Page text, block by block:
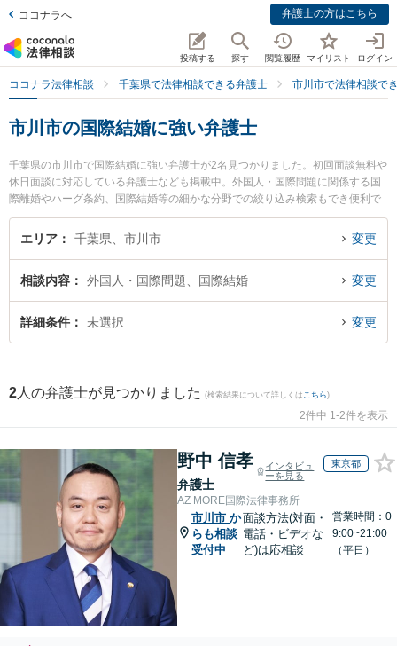
ココナラへ 弁護士の方はこちら
投稿する 探す 閲覧履歴 マイリスト ログイン
ココナラ法律相談 千葉県で法律相談できる弁護士 市川市で法律相談で
市川市の国際結婚に強い弁護士
千葉県の市川市で国際結婚に強い弁護士が2名見つかりました。初回面談無料や
休日面談に対応している弁護士なども掲載中。外国人・国際問題に関係する国
際離婚やハーグ条約、国際結婚等の細かな分野での絞り込み検索もでき便利で
す。特にアトラス綜合法律事務所の本宮 秀樹弁護士や市川妙典法律事務所の牧
成明弁護士のプロフィール情報や弁護士費用、強みなどが注目されています。
『初回相談無料で国際結婚を法律相談できる市川市内の弁護士に相談予約した
い』などでお困りの相談者さんにおすすめです。
エリア 千葉県、市川市 変更
相談内容 外国人・国際問題、国際結婚 変更
詳細条件 未選択 変更
2 人の弁護士が見つかりました (検索結果について詳しくは こちら)
2件中 1-2件を表示
野中 信孝
弁護士
インタビュ
ーを見る
東京都
AZ MORE国際法律事務所
市川市 か
らも相談
受付中
面談方法(対面・
電話・ビデオな
ど)は応相談
営業時間：0
9:00~21:00
（平日）